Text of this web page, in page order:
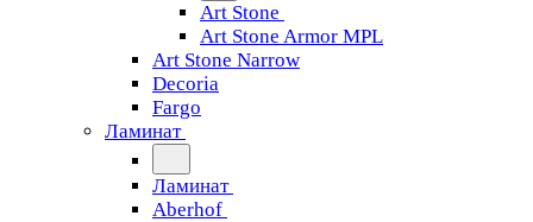
Art Stone
Art Stone Armor MPL
Art Stone Narrow
Decoria
Fargo
Ламинат
Ламинат
Aberhof